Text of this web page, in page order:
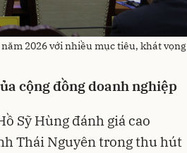
2026 với nhiều mục tiêu, khát vọng
cộng đồng doanh nghiệp
Sỹ Hùng đánh giá cao
Thái Nguyên trong thu hút